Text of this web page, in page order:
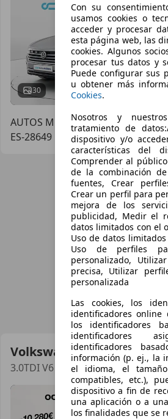
30
AUTOS MOLIERE MADRID
ES-28649 MADRID
Volkswagen Touareg
3.0TDI V6 Pure Tiptronic 4Motion
Con su
usamos cookies o
acceder y procesar
esta página web, las
cookies. Algunos
procesar tus datos y
Puede configurar sus
u obtener más
Cookies.
Nosotros y
tratamiento de
dispositivo y/o
características del
Comprender al
de la combinación
fuentes, Crear
Crear un perfil para
mejora de los
publicidad, Medir el
datos limitados con el
Uso de datos
Uso de perfiles
personalizado,
precisa, Utilizar
personalizada
Las cookies, los
identificadores online
los identificadores
identificadores
identificadores
información (p. ej., la
el idioma, el
compatibles, etc.),
dispositivo a fin de
una aplicación o a
los finalidades que se